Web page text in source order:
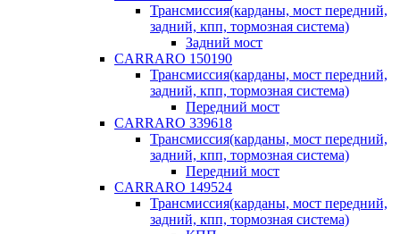
Трансмиссия(карданы, мост передний,
задний, кпп, тормозная система)
Задний мост
CARRARO 150190
Трансмиссия(карданы, мост передний,
задний, кпп, тормозная система)
Передний мост
CARRARO 339618
Трансмиссия(карданы, мост передний,
задний, кпп, тормозная система)
Передний мост
CARRARO 149524
Трансмиссия(карданы, мост передний,
задний, кпп, тормозная система)